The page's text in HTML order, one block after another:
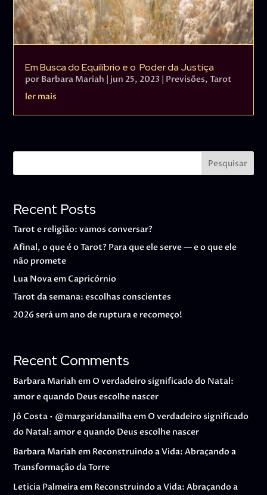
Em Busca do Equilíbrio e o Poder da Justiça
por Barbara Mariah | jun 25, 2023 | Previsões,Tarot
ler mais
Pesquisar
Recent Posts
Tarot e religião: vamos conversar?
Afinal, o que é o Tarot? Para que ele serve — e o que ele
não promete
Lua Nova em Capricórnio
Tarot da semana: escolhas conscientes
2026 será um ano de ruptura e recomeço!
Recent Comments
Barbara Mariah em O verdadeiro significado do Natal:
amor e quando Deus escolhe nascer
Jô Costa • @margaridanailhaem O verdadeiro significado
do Natal: amor e quando Deus escolhe nascer
Barbara Mariah em Reconstruindo a Vida: Abraçando a
Transformação da Torre
Leticia Palmeiraem Reconstruindo a Vida: Abraçando a